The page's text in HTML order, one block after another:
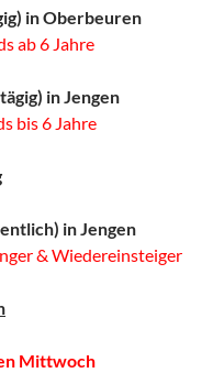
in Oberbeuren
ab 6 Jahre
in Jengen
bis 6 Jahre
in Jengen
& Wiedereinsteiger
Mittwoch